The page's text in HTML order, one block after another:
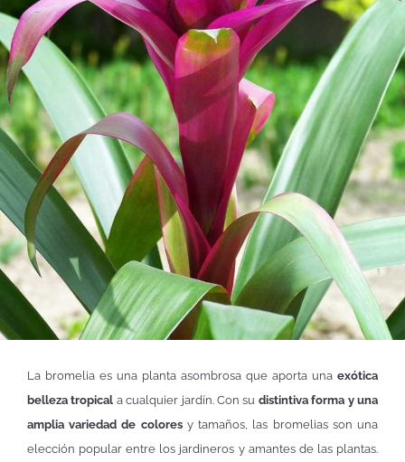
La bromelia es una planta asombrosa que aporta una exótica
belleza tropical a cualquier jardín. Con su distintiva forma y una
amplia variedad de coloresy tamaños, las bromelias son una
elección popular entre los jardineros y amantes de las plantas.